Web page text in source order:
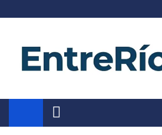
Noticias de Entre
Información de toda la provincia ahora